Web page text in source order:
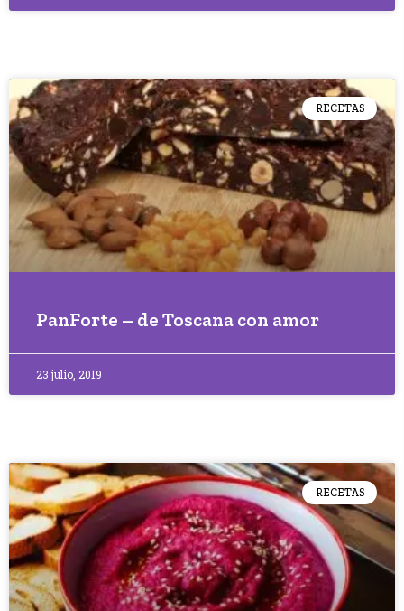
RECETAS
PanForte – de Toscana con amor
23 julio, 2019
RECETAS